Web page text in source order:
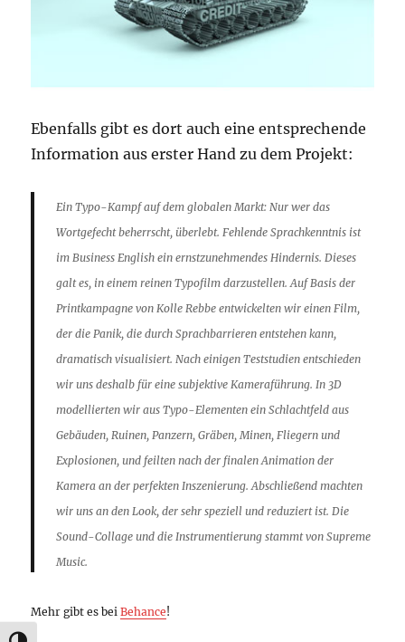
Ebenfalls gibt es dort auch eine entsprechende
Information aus erster Hand zu dem Projekt:
Ein Typo-Kampf auf dem globalen Markt: Nur wer das
Wortgefecht beherrscht, überlebt. Fehlende Sprachkenntnis ist
im Business English ein ernstzunehmendes Hindernis. Dieses
galt es, in einem reinen Typofilm darzustellen. Auf Basis der
Printkampagne von Kolle Rebbe entwickelten wir einen Film,
der die Panik, die durch Sprachbarrieren entstehen kann,
dramatisch visualisiert. Nach einigen Teststudien entschieden
wir uns deshalb für eine subjektive Kameraführung. In 3D
modellierten wir aus Typo-Elementen ein Schlachtfeld aus
Gebäuden, Ruinen, Panzern, Gräben, Minen, Fliegern und
Explosionen, und feilten nach der finalen Animation der
Kamera an der perfekten Inszenierung. Abschließend machten
wir uns an den Look, der sehr speziell und reduziert ist. Die
Sound-Collage und die Instrumentierung stammt von Supreme
Music.
Mehr gibt es beiBehance!